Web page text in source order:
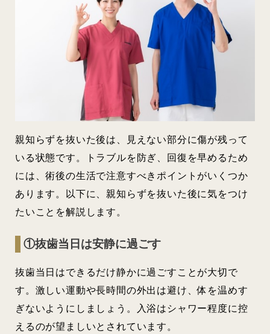
親知らずを抜いた後は、見えない部分に傷が残って
いる状態です。トラブルを防ぎ、回復を早めるため
には、術後の生活で注意すべきポイントがいくつか
あります。以下に、親知らずを抜いた後に気をつけ
たいことを解説します。
①抜歯当日は安静に過ごす
抜歯当日はできるだけ静かに過ごすことが大切で
す。激しい運動や長時間の外出は避け、体を温めす
ぎないようにしましょう。入浴はシャワー程度に控
えるのが望ましいとされています。